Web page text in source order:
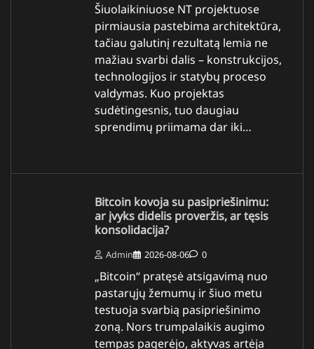
Šiuolaikiniuose NT projektuose
pirmiausia pastebima architektūra,
tačiau galutinį rezultatą lemia ne
mažiau svarbi dalis – konstrukcijos,
technologijos ir statybų proceso
valdymas. Kuo projektas
sudėtingesnis, tuo daugiau
sprendimų priimama dar iki…
Bitcoin kovoja su pasipriešinimu:
ar įvyks didelis proveržis, ar tęsis
konsolidacija?
Admin 2026-08-06 0
„Bitcoin“ pratęsė atsigavimą nuo
pastarųjų žemumų ir šiuo metu
testuoja svarbią pasipriešinimo
zoną. Nors trumpalaikis augimo
tempas pagerėjo, aktyvas artėja